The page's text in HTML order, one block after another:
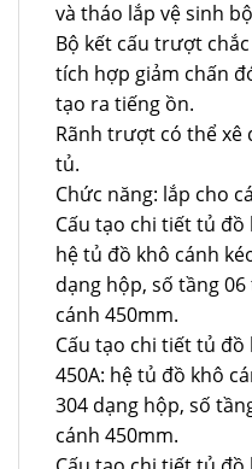
và tháo lắp vệ sinh
Bộ kết cấu trượt
tích hợp giảm chấn
tạo ra tiếng ồn.
Rãnh trượt có thể xê
tủ.
Chức năng: lắp cho
Cấu tạo chi tiết tủ đồ
hệ tủ đồ khô cánh
dạng hộp, số tầng
cánh 450mm.
Cấu tạo chi tiết tủ đồ
450A: hệ tủ đồ khô
304 dạng hộp, số
cánh 450mm.